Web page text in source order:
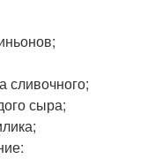
сливочного;
сыра;